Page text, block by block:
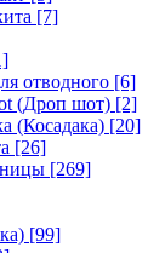
[7]
отводного [6]
(Дроп шот) [2]
(Косадака) [20]
[26]
[269]
[99]